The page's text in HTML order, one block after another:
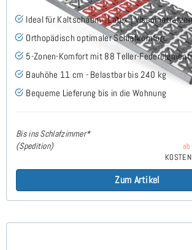
Ideal für Kaltschaum-, Latex-, Viscomatratzen
Orthopädisch optimaler Schlafkomfort
5-Zonen-Komfort mit 88 Teller-
Bauhöhe 11 cm - Belastbar bis 240 kg
Bequeme Lieferung bis in die Wohnung
Bis ins Schlafzimmer*
(Spedition)
Zum Artikel